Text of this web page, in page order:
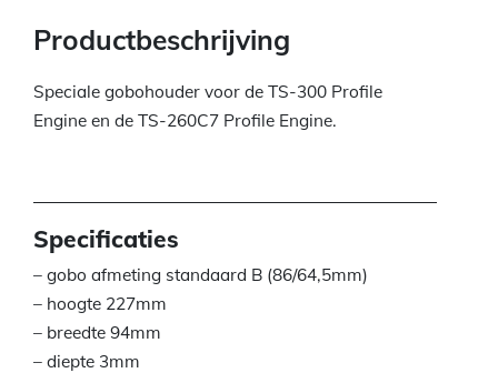
Productbeschrijving
Speciale gobohouder voor de TS-300 Profile
Engine en de TS-260C7 Profile Engine.
Specificaties
– gobo afmeting standaard B (86/64,5mm)
– hoogte 227mm
– breedte 94mm
– diepte 3mm